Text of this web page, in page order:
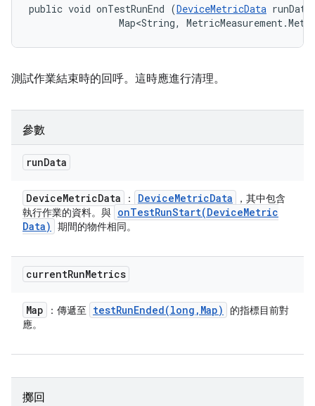
public void onTestRunEnd (DeviceMetricData
Map<String,
測試作業結束時的回呼。這時應進行清理。
參數
runData
DeviceMetricData ： DeviceMetricData
，其中包含
執行作業的資料。與 onTestRunStart(DeviceMetric
Data)
期間的物件相同。
currentRunMetrics
Map ：傳遞至 testRunEnded(long , Map)
的指標目前對
應。
擲回